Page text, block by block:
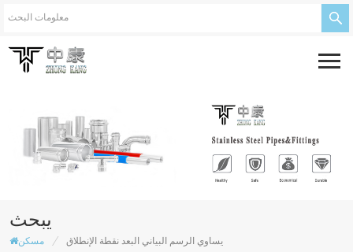
يبحث
مسكن / يساوي الرسم البياني البعد نقطة الإنطلاق